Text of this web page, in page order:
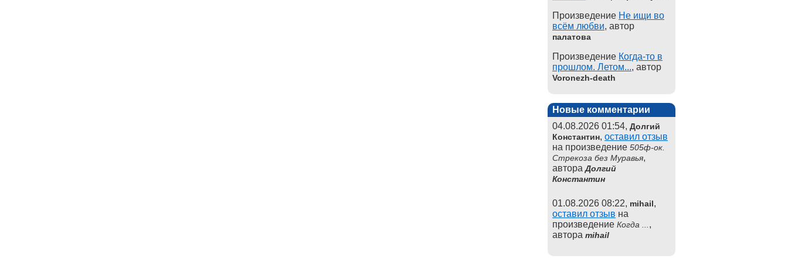
Произведение Не ищи во
всём любви, автор
палатова
Произведение Когда-то в
прошлом. Летом..., автор
Voronezh-death
Новые комментарии
04.08.2026 01:54, Долгий
Константин, оставил отзыв
на произведение 505ф-ок.
Стрекоза без Муравья,
автораДолгий
Константин
01.08.2026 08:22, mihail,
оставил отзыв на
произведение Когда ... ,
автора mihail